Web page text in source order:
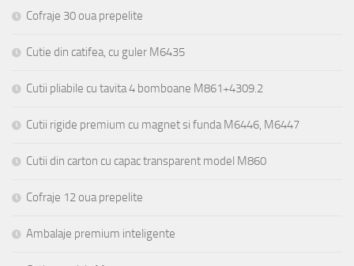
Cofraje 30 oua prepelite
Cutie din catifea, cu guler M6435
Cutii pliabile cu tavita 4 bomboane M861+4309.2
Cutii rigide premium cu magnet si funda M6446, M6447
Cutii din carton cu capac transparent model M860
Cofraje 12 oua prepelite
Ambalaje premium inteligente